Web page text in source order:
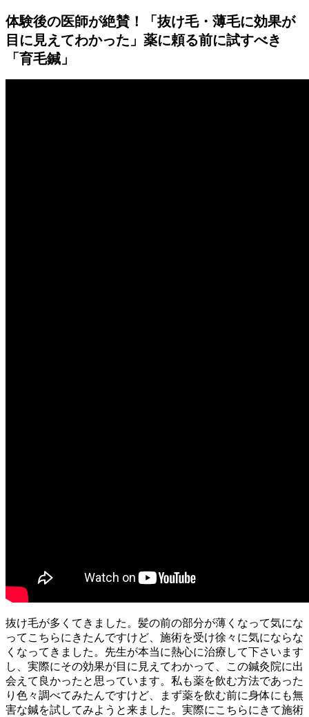
体験後の医師が絶賛！「抜け毛・薄毛に効果が
目に見えてわかった」薬に頼る前に試すべき
「育毛鍼」
抜け毛が多くてきました。髪の前の部分が薄くなって気にな
ってこちらにきたんですけど、施術を受け徐々に気にならな
くなってきました。先生が本当に熱心に治療して下さいます
し、実際にその効果が目に見えてわかって、この鍼灸院に出
会えて良かったと思っています。私も薬を飲む方法であった
り色々調べてみたんですけど、まず薬を飲む前に身体にも無
害な鍼を試してみようと来ました。実際にこちらにきて施術